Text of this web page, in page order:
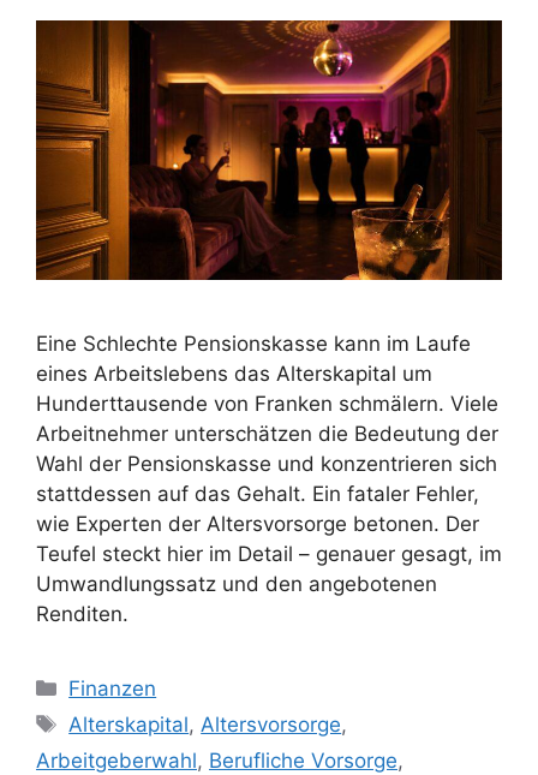
Eine Schlechte Pensionskasse kann im Laufe
eines Arbeitslebens das Alterskapital um
Hunderttausende von Franken schmälern. Viele
Arbeitnehmer unterschätzen die Bedeutung der
Wahl der Pensionskasse und konzentrieren sich
stattdessen auf das Gehalt. Ein fataler Fehler,
wie Experten der Altersvorsorge betonen. Der
Teufel steckt hier im Detail – genauer gesagt, im
Umwandlungssatz und den angebotenen
Renditen.
Kategorien
Finanzen
Schlagwörter
Alterskapital,Altersvorsorge,
Arbeitgeberwahl, Berufliche Vorsorge,